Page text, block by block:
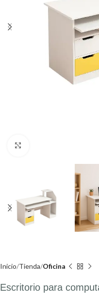
Inicio Tienda Oficina
Escritorio para